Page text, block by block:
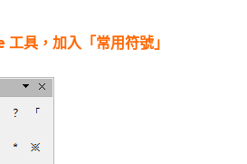
具，加入「常用符號」